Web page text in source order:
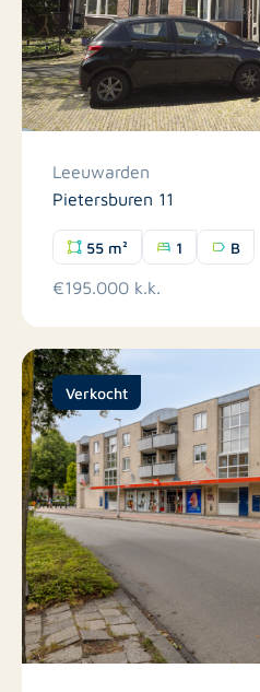
Leeuwarden
Pietersburen 11
55 m² 1 B
€195.000 k.k.
Verkocht